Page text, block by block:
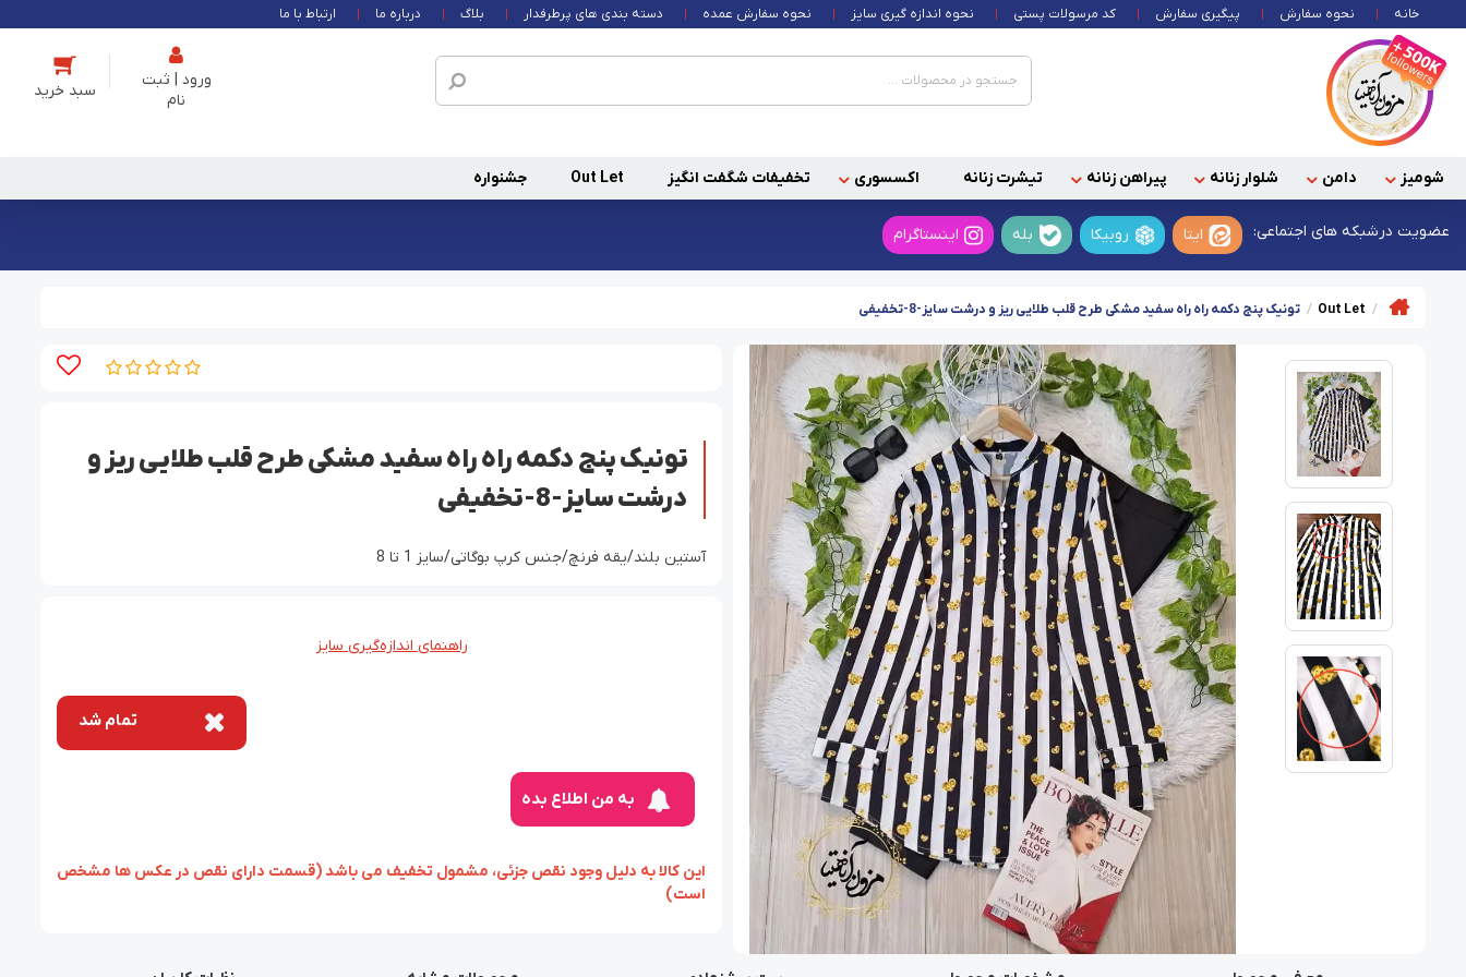
خانه نحوه سفارش پیگیری سفارش کد مرسولات پستی نحوه اندازه گیری سایز نحوه سفارش عمده دسته بندی های پرطرفدار بلاگ درباره ما ارتباط با ما
ورود | ثبت
نام
شومیز دامن شلوار زنانه پیراهن زنانه تیشرت زنانه اکسسوری تخفیفات شگفت انگیز Out Let جشنواره
عضویت درشبکه های اجتماعی: ایتا روبیکا بله اینستاگرام
Out Let تونیک پنج دکمه راه راه سفید مشکی طرح قلب طلایی ریز و درشت سایز-8-تخفیفی
تونیک پنج دکمه راه راه سفید مشکی طرح قلب طلایی ریز و
درشت سایز-8-تخفیفی
آستین بلند/یقه فرنچ/جنس کرپ بوگاتی/سایز 1 تا 8
راهنمای اندازه‌گیری سایز
تمام شد
به من اطلاع بده
‏‫این کالا به دلیل وجود نقص جزئی، مشمول تخفیف می باشد (قسمت دارای نقص در عکس ها مشخص
است)